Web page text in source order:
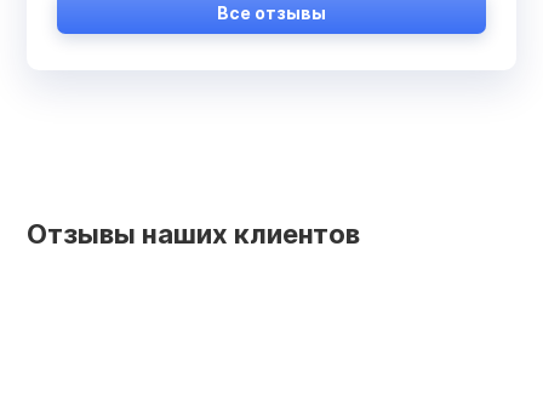
Все отзывы
Отзывы наших клиентов